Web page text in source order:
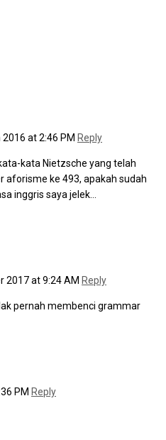
2016 at 2:46 PM Reply
kata Nietzsche yang telah
aforisme ke 493, apakah sudah
inggris saya jelek…
2017 at 9:24 AM Reply
pernah membenci grammar
PM Reply